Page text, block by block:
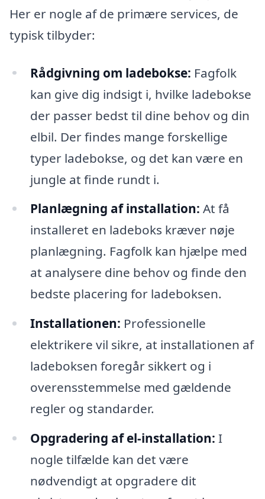
Her er nogle af de primære services, de
typisk tilbyder:
Rådgivning om ladebokse: Fagfolk
kan give dig indsigt i, hvilke ladebokse
der passer bedst til dine behov og din
elbil. Der findes mange forskellige
typer ladebokse, og det kan være en
jungle at finde rundt i.
Planlægning af installation: At få
installeret en ladeboks kræver nøje
planlægning. Fagfolk kan hjælpe med
at analysere dine behov og finde den
bedste placering for ladeboksen.
Installationen: Professionelle
elektrikere vil sikre, at installationen af
ladeboksen foregår sikkert og i
overensstemmelse med gældende
regler og standarder.
Opgradering af el-installation: I
nogle tilfælde kan det være
nødvendigt at opgradere dit